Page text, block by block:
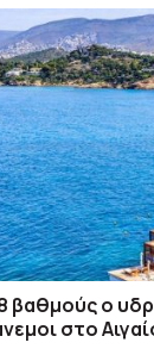
βαθμούς ο
στο